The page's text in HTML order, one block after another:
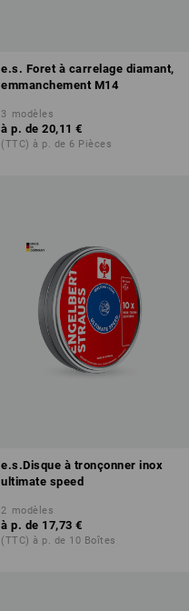
e.s. Foret à carrelage diamant,
emmanchement M14
3 modèles
à p. de 20,11 €
(TTC) à p. de 6 Pièces
e.s.Disque à tronçonner inox
ultimate speed
2 modèles
à p. de 17,73 €
(TTC) à p. de 10 Boîtes